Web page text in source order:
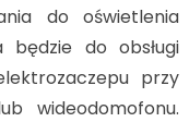
do oświetlenia
do obsługi
przy
wideodomofonu.